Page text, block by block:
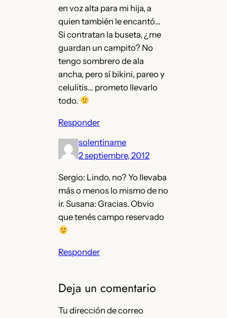
en voz alta para mi hija, a
quien también le encantó…
Si contratan la buseta, ¿me
guardan un campito? No
tengo sombrero de ala
ancha, pero sí bikini, pareo y
celulitis… prometo llevarlo
todo.
Responder
solentiname
2 septiembre, 2012
Sergio: Lindo, no? Yo llevaba
más o menos lo mismo de no
ir. Susana: Gracias. Obvio
que tenés campo reservado
Responder
Deja un comentario
Tu dirección de correo